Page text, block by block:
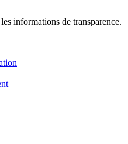
informations de transparence.